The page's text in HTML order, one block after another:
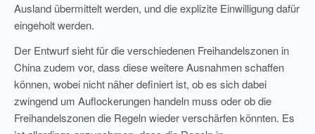
Ausland übermittelt werden, und die explizite Einwilligung dafür
eingeholt werden.
Der Entwurf sieht für die verschiedenen Freihandelszonen in
China zudem vor, dass diese weitere Ausnahmen schaffen
können, wobei nicht näher definiert ist, ob es sich dabei
zwingend um Auflockerungen handeln muss oder ob die
Freihandelszonen die Regeln wieder verschärfen könnten. Es